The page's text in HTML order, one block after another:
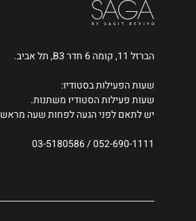
הברזל 11, קומה 6 חדר B3, תל אביב.
שעות הפעילות בסטודיו:
שעות פעילות הסטודיו משתנות.
יש לתאם לפני הגעה לפחות שעה מראש
052-690-1111
/
03-5180586